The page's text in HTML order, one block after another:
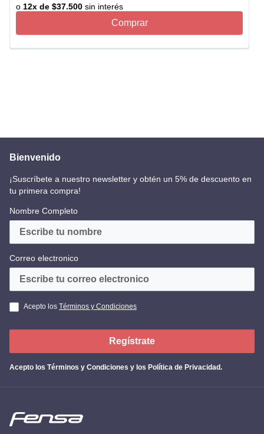
o 12x de $37.500 sin interés
Comprar
Bienvenido
¡Suscríbete a nuestro newsletter y obtén un 5% de descuento en
tu primera compra!
Nombre Completo
Correo electronico
Acepto los Términos y Condiciones
Acepto los Términos y Condiciones y los Política de Privacidad.
Regístrate